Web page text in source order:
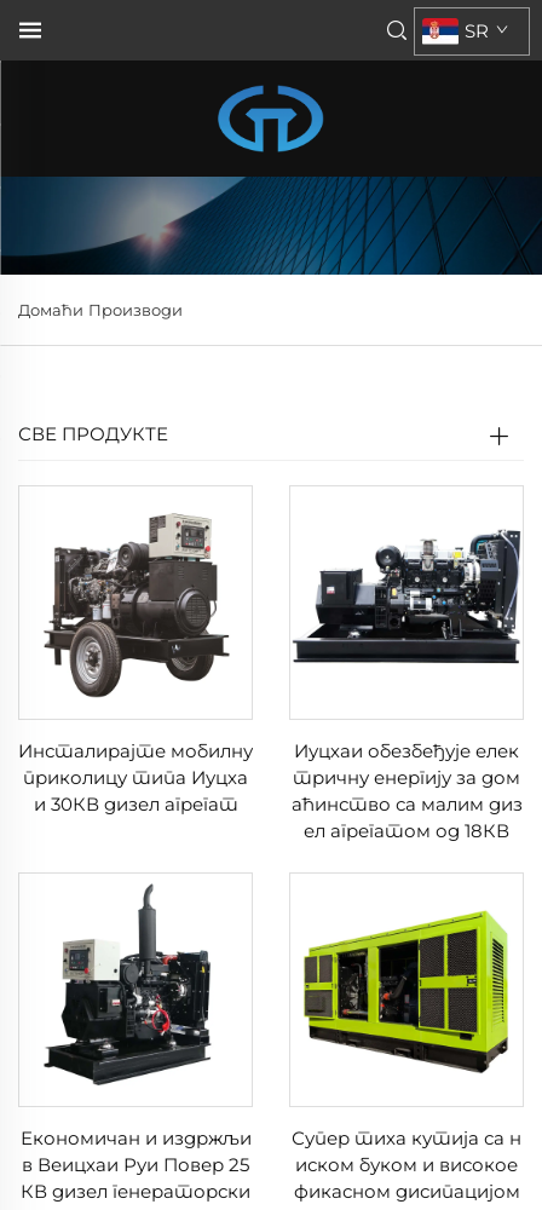
SR
Домаћи Производи
СВЕ ПРОДУКТЕ
Инсталирајте мобилну
приколицу типа Иуцха
и 30КВ дизел агрегат
Иуцхаи обезбеђује елек
тричну енергију за дом
аћинство са малим диз
ел агрегатом од 18КВ
Економичан и издржљи
в Веицхаи Руи Повер 25
КВ дизел генераторски
Супер тиха кутија са н
иском буком и високое
фикасном дисипацијом